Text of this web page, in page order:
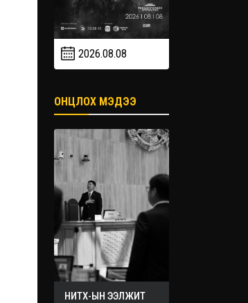
2026.08.08
ОНЦЛОХ МЭДЭЭ
НИТХ-ЫН ЭЭЛЖИТ